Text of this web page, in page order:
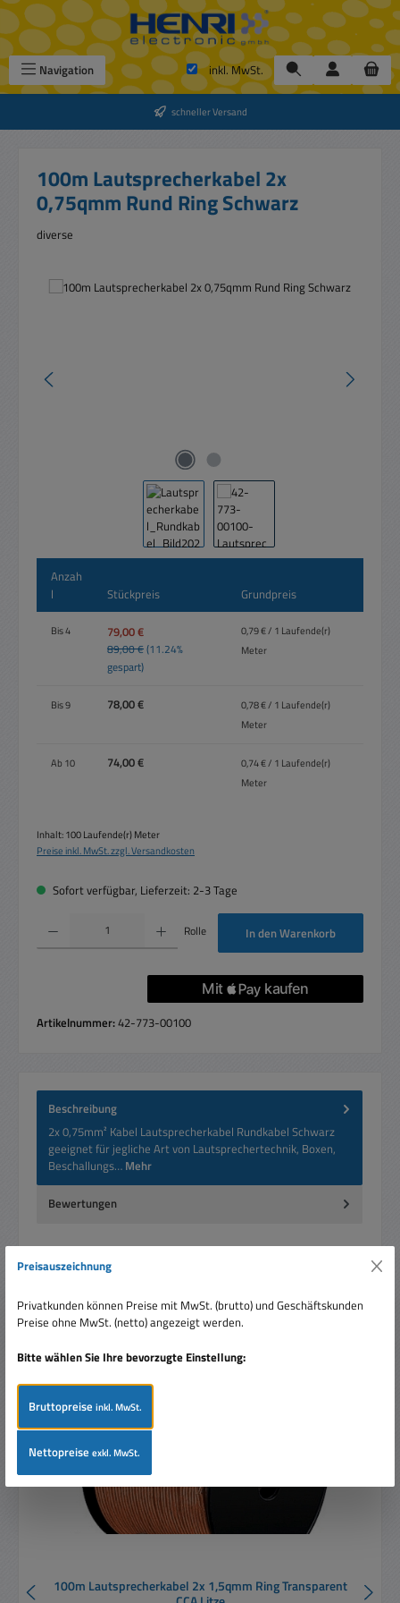
Zum Hauptinhalt springen
Navigation inkl. MwSt.
schneller Versand
100m Lautsprecherkabel 2x
0,75qmm Rund Ring Schwarz
diverse
Bildergalerie überspringen
Anzah
l
Stückpreis Grundpreis
Bis4 79,00 €
89,00 €(11.24%
gespart)
0,79 € / 1 Laufende(r)
Meter
Bis9 78,00 €
0,78 € / 1 Laufende(r)
Meter
Ab 10 74,00 €
0,74 € / 1 Laufende(r)
Meter
Inhalt:100 Laufende(r) Meter
Preise inkl. MwSt. zzgl. Versandkosten
Sofort verfügbar, Lieferzeit: 2-3 Tage
Produkt Anzahl: Gib den gewünschten Wert ein oder benutze die Schaltflächen um
Rolle In den Warenkorb
Artikelnummer:42-773-00100
Beschreibung
2x 0,75mm² Kabel Lautsprecherkabel Rundkabel Schwarz
geeignet für jegliche Art von Lautsprechertechnik, Boxen,
Beschallungs… Mehr
Bewertungen
Produktgalerie überspringen
Ähnliche Artikel
%Rabatt
100m Lautsprecherkabel 2x 1,5qmm Ring Transparent
Preisauszeichnung
Privatkunden können Preise mit MwSt. (brutto) und Geschäftskunden
Preise ohne MwSt. (netto) angezeigt werden.
Bitte wählen Sie Ihre bevorzugte Einstellung:
Bruttopreiseinkl. MwSt.
Nettopreiseexkl. MwSt.